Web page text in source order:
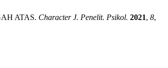
ATAS. Character J. Penelit. Psikol. 2021, 8,